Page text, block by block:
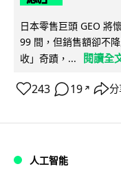
日本零售巨頭 GEO 將
99 間，但銷售額卻不
收」奇蹟，...
閱讀全
243 19 ↗
人工智能